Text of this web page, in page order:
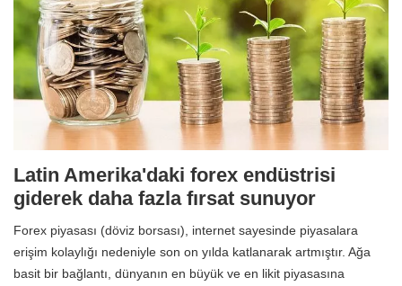
Latin Amerika'daki forex endüstrisi
giderek daha fazla fırsat sunuyor
Forex piyasası (döviz borsası), internet sayesinde piyasalara
erişim kolaylığı nedeniyle son on yılda katlanarak artmıştır. Ağa
basit bir bağlantı, dünyanın en büyük ve en likit piyasasına